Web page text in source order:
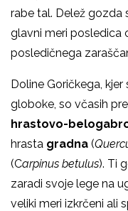
rabe tal. Delež gozda
glavni meri posledica
posledičnega
Doline Goričkega,
globoke, so včasih
hrastovo-
hrasta gradna (
(Carpinus betulus). Ti
zaradi svoje lege na
veliki meri izkrčeni ali